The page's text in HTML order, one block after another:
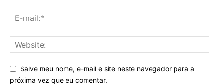
Salve meu nome, e-mail e site neste navegador para a
próxima vez que eu comentar.